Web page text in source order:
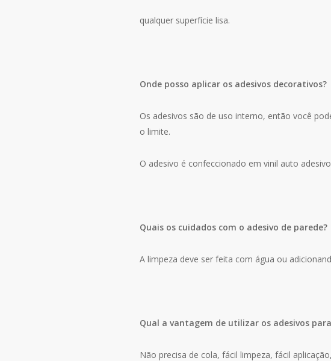
qualquer superfície lisa.
Onde posso aplicar os adesivos decorativos?
Os adesivos são de uso interno, então você
o limite.
O adesivo é confeccionado em vinil auto
Quais os cuidados com o adesivo de parede?
A limpeza deve ser feita com água ou
Qual a vantagem de utilizar os adesivos
Não precisa de cola, fácil limpeza, fácil